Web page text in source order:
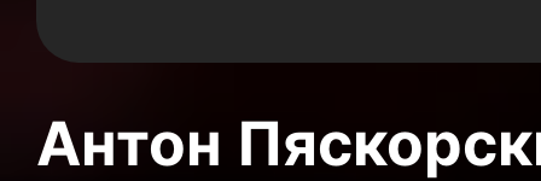
Антон